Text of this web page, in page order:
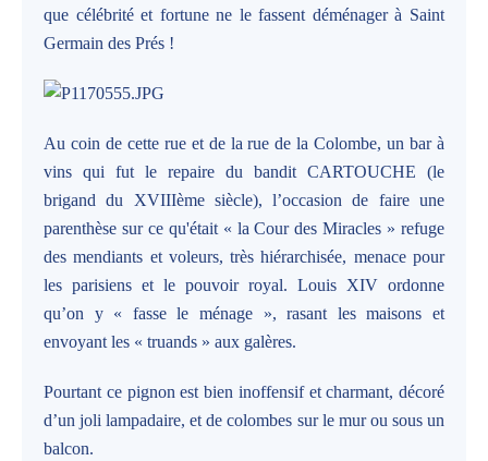
que célébrité et fortune ne le fassent déménager à Saint
Germain des Prés !
Au coin de cette rue et de la rue de la Colombe, un bar à
vins qui fut le repaire du bandit CARTOUCHE (le
brigand du XVIIIème siècle), l’occasion de faire une
parenthèse sur ce qu'était « la Cour des Miracles » refuge
des mendiants et voleurs, très hiérarchisée, menace pour
les parisiens et le pouvoir royal. Louis XIV ordonne
qu’on y « fasse le ménage », rasant les maisons et
envoyant les « truands » aux galères.
Pourtant ce pignon est bien inoffensif et charmant, décoré
d’un joli lampadaire, et de colombes sur le mur ou sous un
balcon.